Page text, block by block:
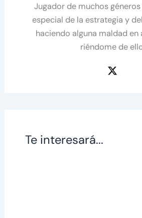
Jugador de muchos
especial de la estrategia y
haciendo alguna maldad en
riéndome de
Te interesará...